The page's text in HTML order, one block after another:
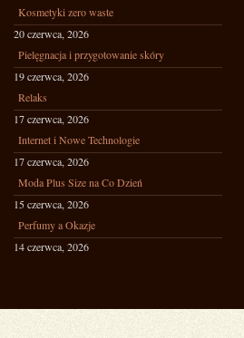
Kosmetyki zero waste
20 czerwca, 2026
Pielęgnacja i przygotowanie skóry
19 czerwca, 2026
Relaks
17 czerwca, 2026
Internet i Nowe Technologie
17 czerwca, 2026
Moda Plus Size na Co Dzień
15 czerwca, 2026
Perfumy a Okazje
14 czerwca, 2026